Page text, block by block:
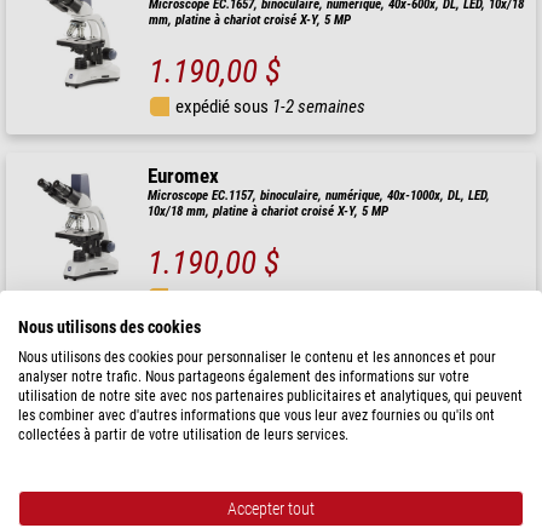
Microscope EC.1657, binoculaire, numérique, 40x-600x, DL, LED, 10x/18
mm, platine à chariot croisé X-Y, 5 MP
1.190,00 $
expédié sous 1-2 semaines
Euromex
Microscope EC.1157, binoculaire, numérique, 40x-1000x, DL, LED,
10x/18 mm, platine à chariot croisé X-Y, 5 MP
1.190,00 $
Euromex
Microscope EC.1607, binoculaire, numérique, 40x-600x, DL, LED,
10x/18 mm, 5 MP
expédié sous1-2 semaines
Nous utilisons des cookies
Nous utilisons des cookies pour personnaliser le contenu et les annonces et pour
analyser notre trafic. Nous partageons également des informations sur votre
utilisation de notre site avec nos partenaires publicitaires et analytiques, qui peuvent
les combiner avec d'autres informations que vous leur avez fournies ou qu'ils ont
collectées à partir de votre utilisation de leurs services.
Accepter tout